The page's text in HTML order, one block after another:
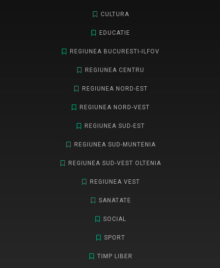
CULTURA
EDUCATIE
REGIUNEA BUCURESTI-ILFOV
REGIUNEA CENTRU
REGIUNEA NORD-EST
REGIUNEA NORD-VEST
REGIUNEA SUD-EST
REGIUNEA SUD-MUNTENIA
REGIUNEA SUD-VEST OLTENIA
REGIUNEA VEST
SANATATE
SOCIAL
SPORT
TIMP LIBER